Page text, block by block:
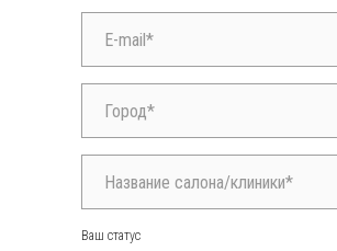
Ваш статус